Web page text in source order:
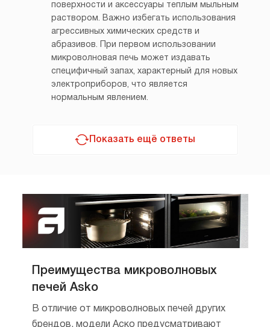
поверхности и аксессуары теплым мыльным
раствором. Важно избегать использования
агрессивных химических средств и
абразивов. При первом использовании
микроволновая печь может издавать
специфичный запах, характерный для новых
электроприборов, что является
нормальным явлением.
Показать ещё ответы
Преимущества микроволновых
печей Asko
В отличие от микроволновых печей других
брендов, модели Аско предусматривают